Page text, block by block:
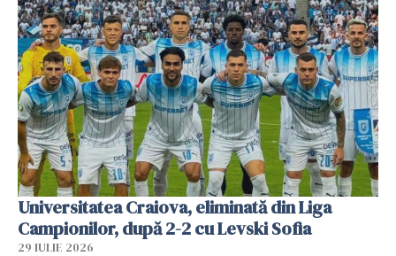
Universitatea Craiova, eliminată din Liga
Campionilor, după 2-2 cu Levski Sofia
29 IULIE 2026